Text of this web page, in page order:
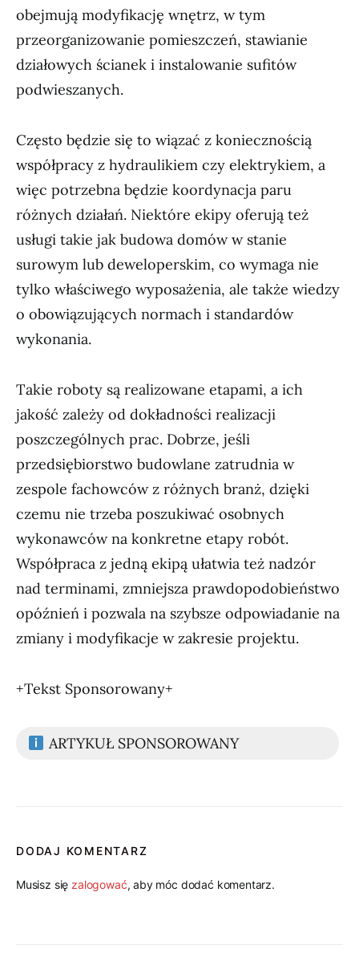
obejmują modyfikację wnętrz, w tym
przeorganizowanie pomieszczeń, stawianie
działowych ścianek i instalowanie sufitów
podwieszanych.
Często będzie się to wiązać z koniecznością
współpracy z hydraulikiem czy elektrykiem, a
więc potrzebna będzie koordynacja paru
różnych działań. Niektóre ekipy oferują też
usługi takie jak budowa domów w stanie
surowym lub deweloperskim, co wymaga nie
tylko właściwego wyposażenia, ale także wiedzy
o obowiązujących normach i standardów
wykonania.
Takie roboty są realizowane etapami, a ich
jakość zależy od dokładności realizacji
poszczególnych prac. Dobrze, jeśli
przedsiębiorstwo budowlane zatrudnia w
zespole fachowców z różnych branż, dzięki
czemu nie trzeba poszukiwać osobnych
wykonawców na konkretne etapy robót.
Współpraca z jedną ekipą ułatwia też nadzór
nad terminami, zmniejsza prawdopodobieństwo
opóźnień i pozwala na szybsze odpowiadanie na
zmiany i modyfikacje w zakresie projektu.
+Tekst Sponsorowany+
ARTYKUŁ SPONSOROWANY
DODAJ KOMENTARZ
Musisz się zalogować, aby móc dodać komentarz.